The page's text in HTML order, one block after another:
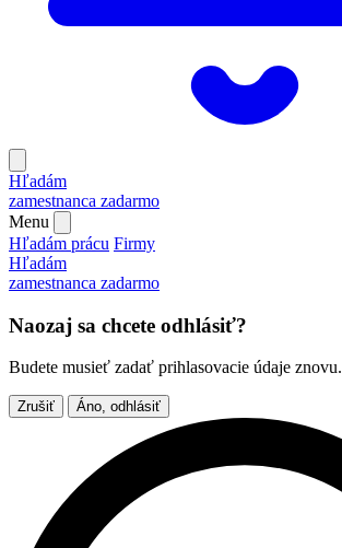
Hľadám
zamestnanca zadarmo
Menu
Hľadám prácu Firmy
Hľadám
zamestnanca zadarmo
Naozaj sa chcete odhlásiť?
Budete musieť zadať prihlasovacie údaje znovu.
Zrušiť Áno, odhlásiť